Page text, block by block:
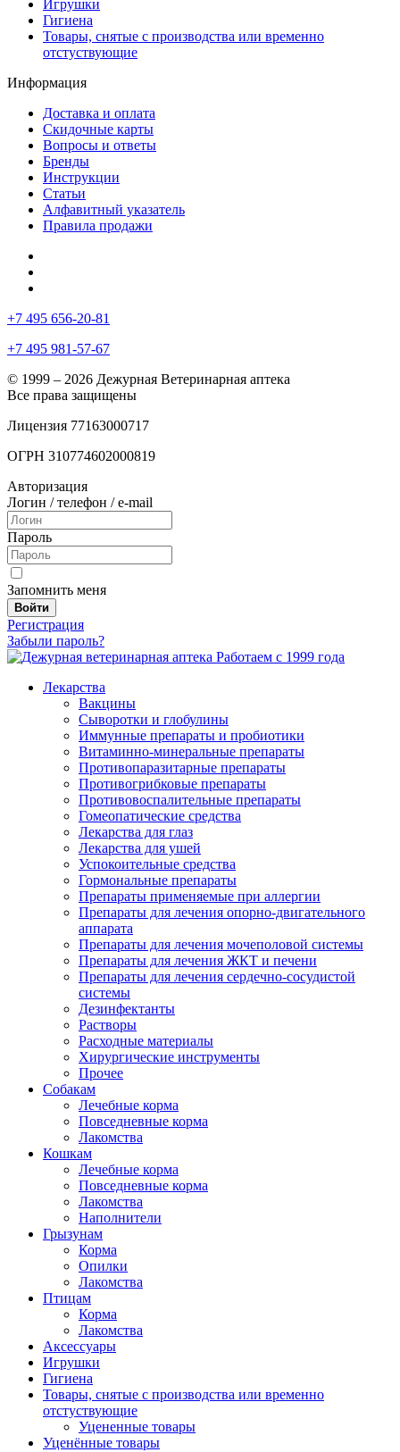
Игрушки
Гигиена
Товары, снятые с производства или временно
отстуствующие
Информация
Доставка и оплата
Скидочные карты
Вопросы и ответы
Бренды
Инструкции
Статьи
Алфавитный указатель
Правила продажи
+7 495 656-20-81
+7 495 981-57-67
© 1999 – 2026 Дежурная Ветеринарная аптека
Все права защищены
Лицензия 77163000717
ОГРН 310774602000819
Авторизация
Логин / телефон / e-mail
Пароль
Запомнить меня
Войти
Регистрация
Забыли пароль?
Работаем с 1999 года
Лекарства
Вакцины
Сыворотки и глобулины
Иммунные препараты и пробиотики
Витаминно-минеральные препараты
Противопаразитарные препараты
Противогрибковые препараты
Противовоспалительные препараты
Гомеопатические средства
Лекарства для глаз
Лекарства для ушей
Успокоительные средства
Гормональные препараты
Препараты применяемые при аллергии
Препараты для лечения опорно-двигательного
аппарата
Препараты для лечения мочеполовой системы
Препараты для лечения ЖКТ и печени
Препараты для лечения сердечно-сосудистой
системы
Дезинфектанты
Растворы
Расходные материалы
Хирургические инструменты
Прочее
Собакам
Лечебные корма
Повседневные корма
Лакомства
Кошкам
Лечебные корма
Повседневные корма
Лакомства
Наполнители
Грызунам
Корма
Опилки
Лакомства
Птицам
Корма
Лакомства
Аксессуары
Игрушки
Гигиена
Товары, снятые с производства или временно
отстуствующие
Уцененные товары
Уценённые товары